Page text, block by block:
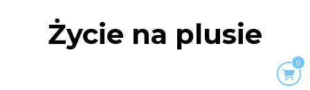
Życie na plusie
0